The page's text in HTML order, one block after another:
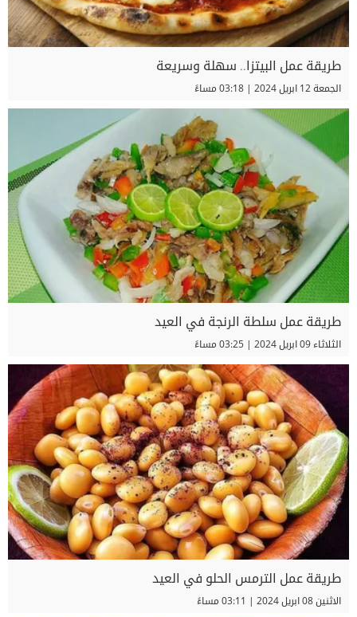
طريقة عمل البيتزا.. سهلة وسريعة
الجمعة 12 ابريل 2024 | 03:18 مساءً
طريقة عمل سلطة الرنجة في العيد
الثلاثاء 09 ابريل 2024 | 03:25 مساءً
طريقة عمل الترمس الحلو في العيد
الاثنين 08 ابريل 2024 | 03:11 مساءً